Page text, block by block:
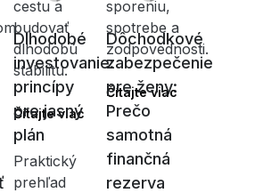
cestu a
budovať
dlhodobú
stabilitu.
Čítajte viac
sporeniu,
spotrebe a
zodpovednosti.
Čítajte viac
Dlhodobé
investovanie:
princípy
pre jasný
plán
Praktický
prehľad
Dôchodkové
zabezpečenie
pre ženy:
Prečo
samotná
finančná
rezerva